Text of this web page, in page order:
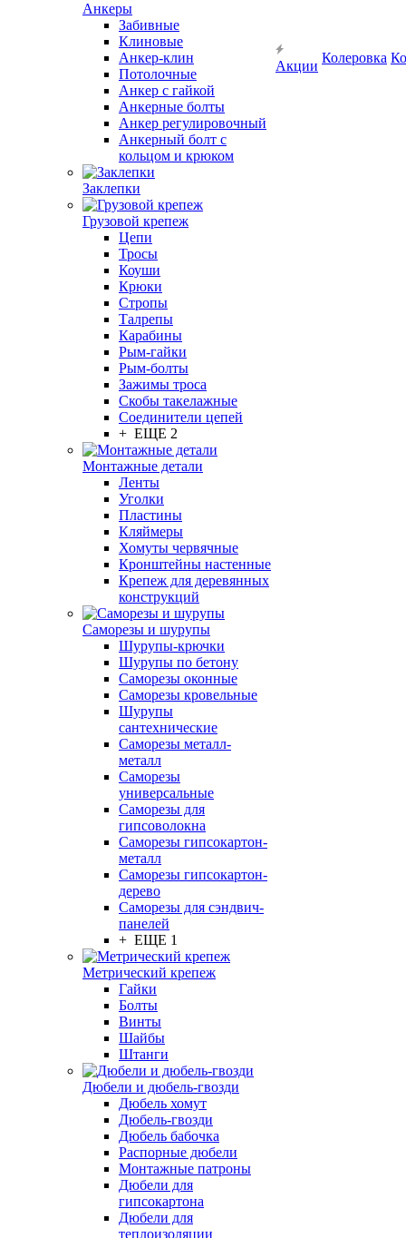
Анкеры
Забивные
Клиновые
Анкер-клин
Потолочные
Анкер с гайкой
Анкерные болты
Анкер регулировочный
Анкерный болт с
кольцом и крюком
Заклепки
Грузовой крепеж
Цепи
Тросы
Коуши
Крюки
Стропы
Талрепы
Карабины
Рым-гайки
Рым-болты
Зажимы троса
Скобы такелажные
Соединители цепей
+ ЕЩЕ 2
Монтажные детали
Ленты
Уголки
Пластины
Кляймеры
Хомуты червячные
Кронштейны настенные
Крепеж для деревянных
конструкций
Саморезы и шурупы
Шурупы-крючки
Шурупы по бетону
Саморезы оконные
Саморезы кровельные
Шурупы
сантехнические
Саморезы металл-
металл
Саморезы
универсальные
Саморезы для
гипсоволокна
Саморезы гипсокартон-
металл
Саморезы гипсокартон-
дерево
Саморезы для сэндвич-
панелей
+ ЕЩЕ 1
Метрический крепеж
Гайки
Болты
Винты
Шайбы
Штанги
Дюбели и дюбель-гвозди
Дюбель хомут
Дюбель-гвозди
Дюбель бабочка
Распорные дюбели
Монтажные патроны
Дюбели для
гипсокартона
Дюбели для
теплоизоляции
Акции
Колеровка